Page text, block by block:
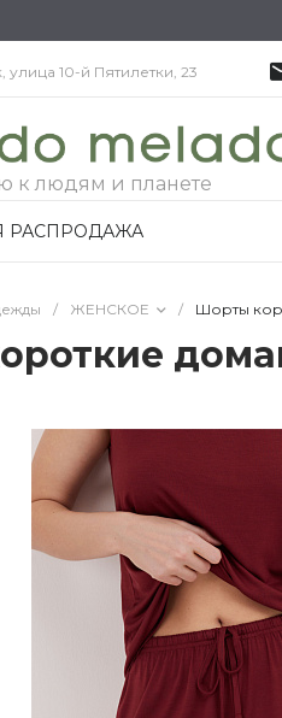
10-й Пятилетки, 23
к людям и планете
РАСПРОДАЖА
/ ЖЕНСКОЕ / Шорты